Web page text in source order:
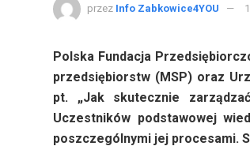
przez Info Zabkowice4YOU
Polska Fundacja
przedsiębiorstw (MSP) oraz
pt. „Jak skutecznie
Uczestników podstawowej
poszczególnymi jej procesami.